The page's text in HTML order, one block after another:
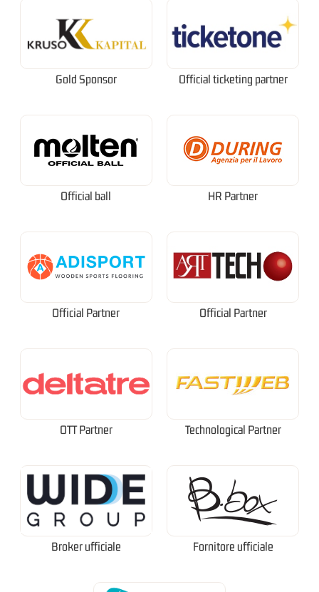
Gold Sponsor Official ticketing partner
Official ball HR Partner
Official Partner Official Partner
OTT Partner Technological Partner
Broker ufficiale Fornitore ufficiale